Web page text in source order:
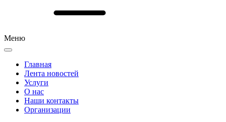
Меню
Главная
Лента новостей
Услуги
О нас
Наши контакты
Организации